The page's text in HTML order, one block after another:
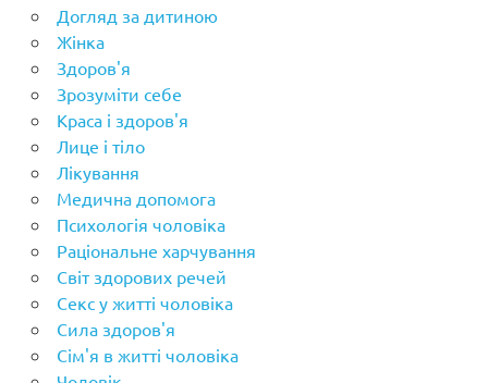
Догляд за дитиною
Жінка
Здоров'я
Зрозуміти себе
Краса і здоров'я
Лице і тіло
Лікування
Медична допомога
Психологія чоловіка
Раціональне харчування
Світ здорових речей
Секс у житті чоловіка
Сила здоров'я
Сім'я в житті чоловіка